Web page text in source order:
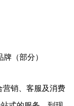
（部分）
营销、客服及消费